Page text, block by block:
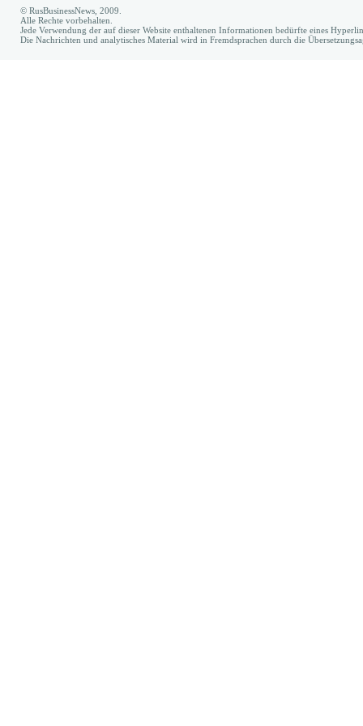
© RusBusinessNews, 2009.
Alle Rechte vorbehalten.
Jede Verwendung der auf dieser Website enthaltenen Informationen bedürfte eines
Die Nachrichten und analytisches Material wird in Fremdsprachen durch die